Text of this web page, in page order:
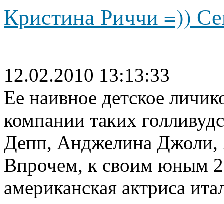
Кристина Риччи =))
12.02.2010 13:13:33
Ее наивное детское
компании таких
Депп, Анджелина
Впрочем, к своим юным
американская актриса